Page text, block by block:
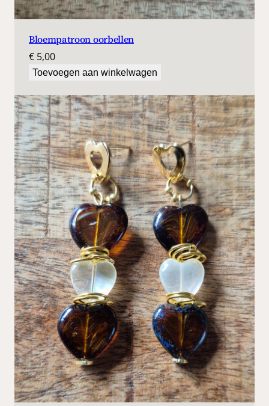
Bloempatroon oorbellen
€ 5,00
Toevoegen aan winkelwagen